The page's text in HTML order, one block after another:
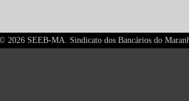
2026 SEEB-MA. Sindicato dos Bancários do